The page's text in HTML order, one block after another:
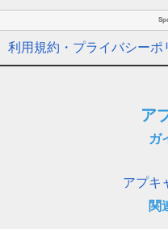
利用規約・プライバシーポ
ア
ガ
アプキ
関